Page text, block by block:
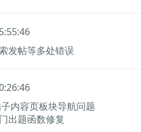
发帖等多处错误
内容页板块导航问题
出题函数修复